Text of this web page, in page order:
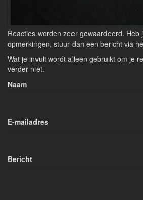
Reacties worden zeer gewaardeerd. Heb
opmerkingen, stuur dan een bericht via
Wat je invult wordt alleen gebruikt om je
verder niet.
Naam
E-mailadres
Bericht